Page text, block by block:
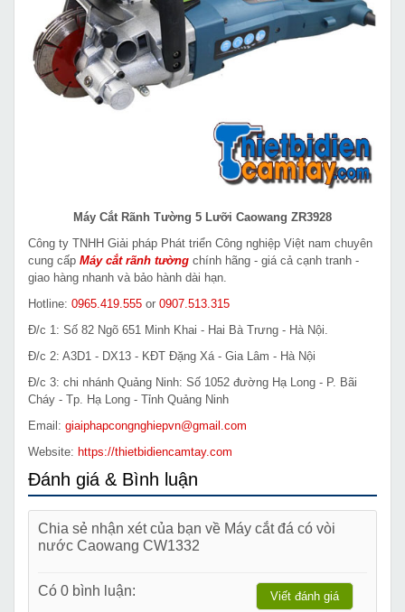
Máy Cắt Rãnh Tường 5 Lưỡi Caowang ZR3928
Công ty TNHH Giải pháp Phát triển Công nghiệp Việt nam chuyên
cung cấp Máy cắt rãnh tường chính hãng - giá cả cạnh tranh -
giao hàng nhanh và bảo hành dài hạn.
Hotline: 0965.419.555 or 0907.513.315
Đ/c 1: Số 82 Ngõ 651 Minh Khai - Hai Bà Trưng - Hà Nội.
Đ/c 2: A3D1 - DX13 - KĐT Đặng Xá - Gia Lâm - Hà Nội
Đ/c 3: chi nhánh Quảng Ninh: Số 1052 đường Hạ Long - P. Bãi
Cháy - Tp. Hạ Long - Tỉnh Quảng Ninh
Email: giaiphapcongnghiepvn@gmail.com
Website: https://thietbidiencamtay.com
Đánh giá & Bình luận
Chia sẻ nhận xét của bạn về Máy cắt đá có vòi
nước Caowang CW1332
Có 0 bình luận: Viết đánh giá